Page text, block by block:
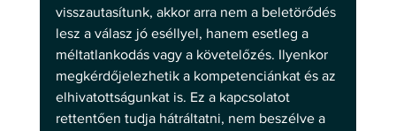
visszautasítunk, akkor arra nem a beletörődés
lesz a válasz jó eséllyel, hanem esetleg a
méltatlankodás vagy a követelőzés. Ilyenkor
megkérdőjelezhetik a kompetenciánkat és az
elhivatottságunkat is. Ez a kapcsolatot
rettentően tudja hátráltatni, nem beszélve a